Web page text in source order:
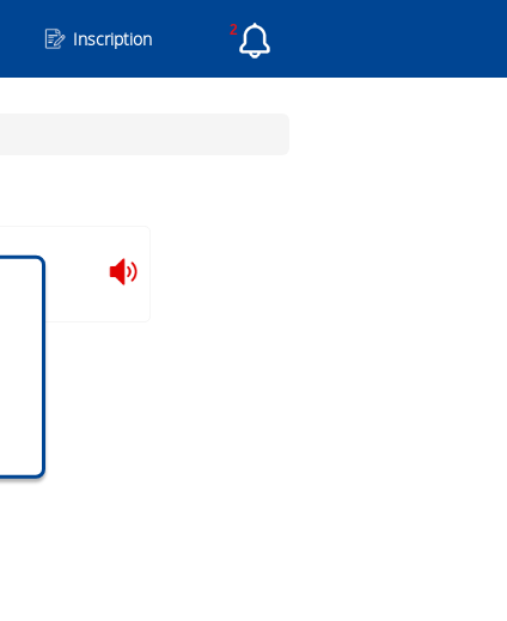
2
Inscription